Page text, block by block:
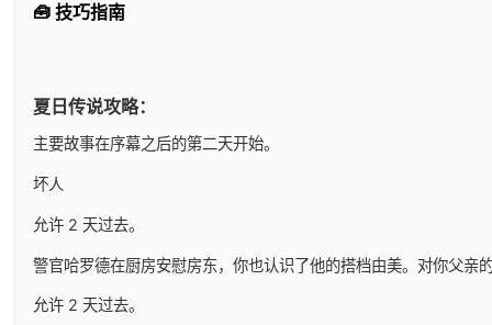
🧰 技巧指南
夏日传说攻略：
主要故事在序幕之后的第二天开始。
坏人
允许 2 天过去。
警官哈罗德在厨房安慰房东，你也认识了他的搭档由美。对你父亲
允许 2 天过去。